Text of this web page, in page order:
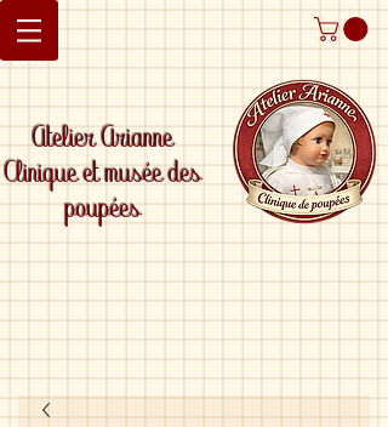
Atelier Arianne
Clinique et musée des
poupées